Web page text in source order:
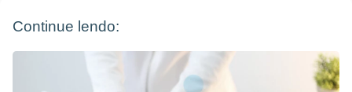
Continue lendo: